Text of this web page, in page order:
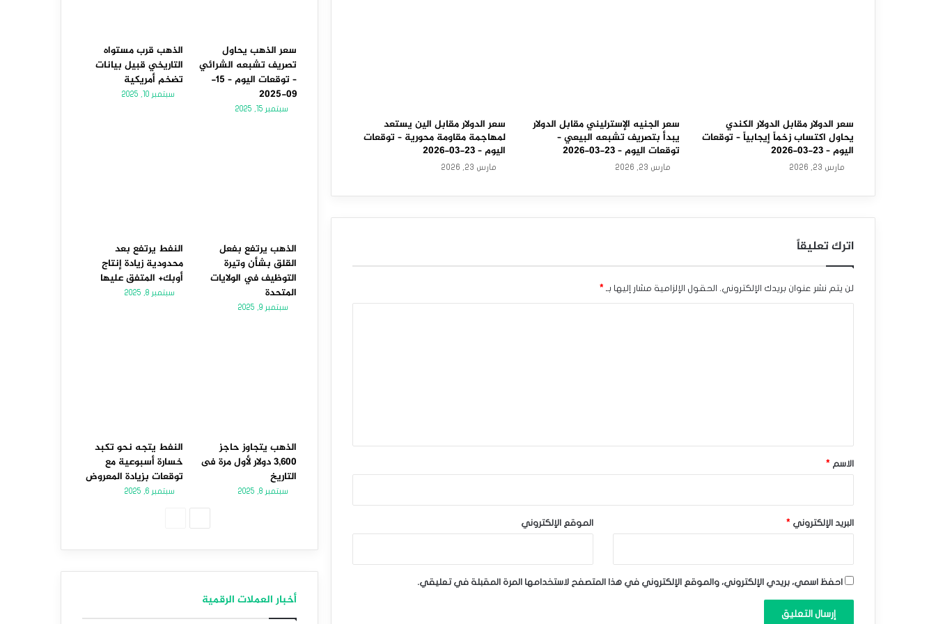
د
ي
ي
ح
ت
ا
ج
ح
ج
ا
ب
ي
–
ت
و
سعر الدولار مقابل الدولار الكندي
يحاول اكتساب زخماً إيجابياً – توقعات
اليوم – 23-03-2026
مارس 23, 2026
سعر الجنيه الإسترليني مقابل الدولار
يبدأ بتصريف تشبعه البيعي –
توقعات اليوم – 23-03-2026
مارس 23, 2026
سعر الدولار مقابل الين يستعد
لمهاجمة مقاومة محورية – توقعات
اليوم – 23-03-2026
مارس 23, 2026
اترك تعليقاً
لن يتم نشر عنوان بريدك الإلكتروني. الحقول الإلزامية مشار إليها بـ *
*الاسم *
البريد الإلكتروني * الموقع الإلكتروني
احفظ اسمي، بريدي الإلكتروني، والموقع الإلكتروني في هذا المتصفح لاستخدامها المرة المقبلة في تعليقي.
سعر الذهب يحاول
تصريف تشبعه الشرائي
– توقعات اليوم – 15-
09-2025
سبتمبر 15, 2025
الذهب قرب مستواه
التاريخي قبيل بيانات
تضخم أمريكية
سبتمبر 10, 2025
الذهب يرتفع بفعل
القلق بشأن وتيرة
التوظيف في الولايات
المتحدة
سبتمبر 9, 2025
النفط يرتفع بعد
محدودية زيادة إنتاج
أوبك+ المتفق عليها
سبتمبر 8, 2025
الذهب يتجاوز حاجز
3,600 دولار لأول مرة فى
التاريخ
سبتمبر 8, 2025
النفط يتجه نحو تكبد
خسارة أسبوعية مع
توقعات بزيادة المعروض
سبتمبر 6, 2025
أخبار العملات الرقمية